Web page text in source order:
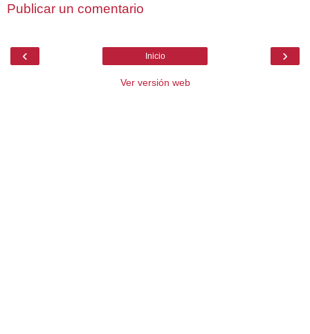
Publicar un comentario
‹ ›
Inicio
Ver versión web